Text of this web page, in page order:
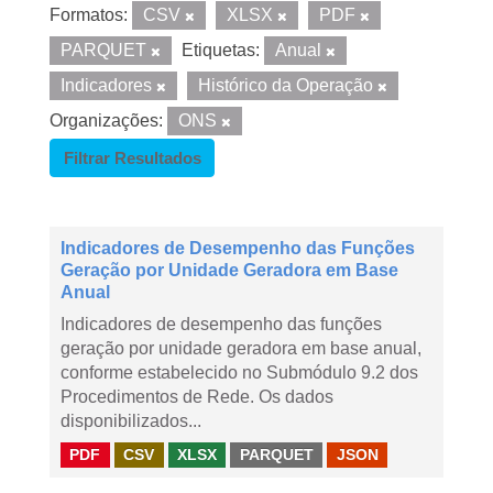
Formatos: CSV XLSX
PDF
PARQUET
Etiquetas:
Anual
Indicadores
Histórico da Operação
Organizações:
ONS
Filtrar Resultados
Indicadores de Desempenho das Funções
Geração por Unidade Geradora em Base
Anual
Indicadores de desempenho das funções
geração por unidade geradora em base anual,
conforme estabelecido no Submódulo 9.2 dos
Procedimentos de Rede. Os dados
disponibilizados...
PDF CSV XLSX PARQUET JSON